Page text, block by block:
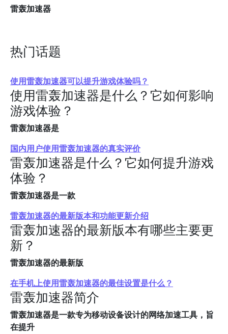
雷轰加速器
热门话题
使用雷轰加速器可以提升游戏体验吗？
使用雷轰加速器是什么？它如何影响
游戏体验？
雷轰加速器是
国内用户使用雷轰加速器的真实评价
雷轰加速器是什么？它如何提升游戏
体验？
雷轰加速器是一款
雷轰加速器的最新版本和功能更新介绍
雷轰加速器的最新版本有哪些主要更
新？
雷轰加速器的最新版
在手机上使用雷轰加速器的最佳设置是什么？
雷轰加速器简介
雷轰加速器是一款专为移动设备设计的网络加速工具，旨
在提升